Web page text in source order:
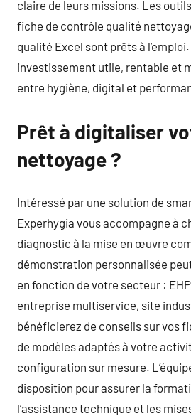
claire de leurs missions. Les
fiche de contrôle qualité
qualité Excel sont prêts à l’emploi.
investissement utile, rentable et
entre hygiène, digital et
Prêt à digitaliser
nettoyage ?
Intéressé par une solution de
Experhygia vous accompagne à
diagnostic à la mise en œuvre
démonstration personnalisée
en fonction de votre secteur :
entreprise multiservice, site
bénéficierez de conseils sur vos
de modèles adaptés à votre
configuration sur mesure.
disposition pour assurer la
l’assistance technique et les